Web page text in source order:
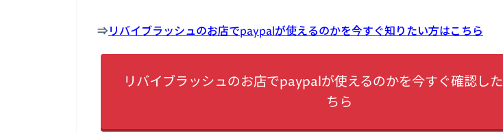
⇒リバイブラッシュのお店でpaypalが使えるのかを今すぐ知りたい方はこちら
リバイブラッシュのお店でpaypalが使えるのかを今すぐ確認し
ちら